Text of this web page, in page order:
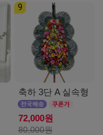
축하 3단 A 실속형
72,000원
80,000원
9